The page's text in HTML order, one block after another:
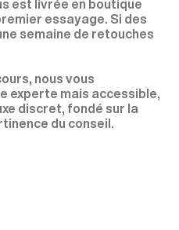
est livrée en boutique
essayage. Si des
semaine de retouches
nous vous
experte mais accessible,
discret, fondé sur la
du conseil.